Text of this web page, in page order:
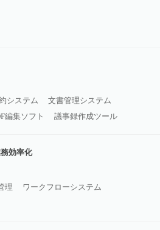
システム
文書管理システム
編集ソフト 議事録作成ツール
効率化
理
ワークフローシステム